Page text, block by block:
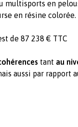
multisports en
en résine colorée.
de 87 238 € TTC
tant au
aussi par rapport